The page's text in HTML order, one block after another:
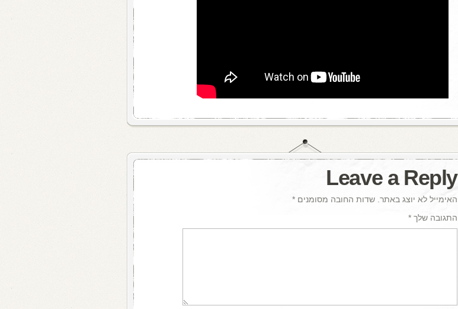
Leave a Reply
האימייל לא יוצג באתר. שדות החובה מסומנים *
התגובה שלך *